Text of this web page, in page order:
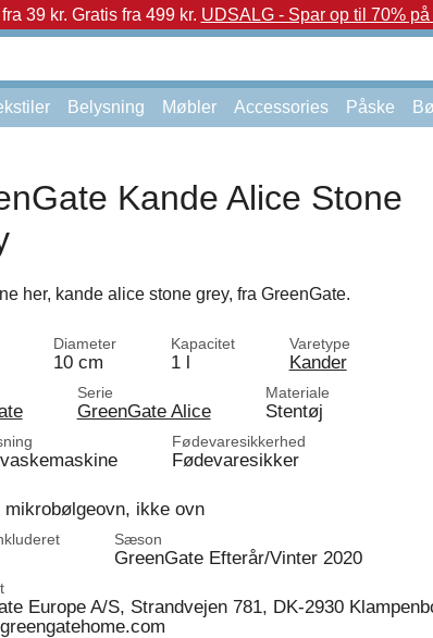
39 kr. Gratis fra 499 kr. UDSALG - Spar op til 70% på
Belysning Møbler Accessories Påske
Kande Alice Stone
her, kande alice stone grey, fra GreenGate.
Diameter
10 cm
Kapacitet
1 l
Varetype
Kander
Serie
GreenGate Alice
Materiale
Stentøj
Fødevaresikkerhed
Fødevaresikker
mikrobølgeovn, ikke ovn
Sæson
GreenGate Efterår/Vinter 2020
Europe A/S, Strandvejen 781, DK-2930